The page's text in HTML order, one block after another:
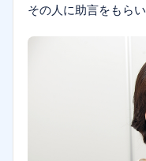
その人に助言をもら